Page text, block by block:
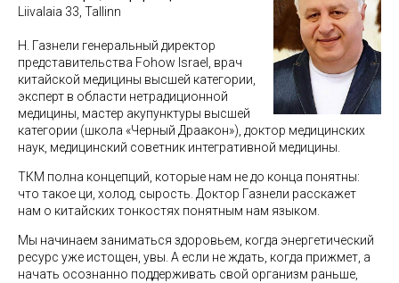
Liivalaia 33, Tallinn
Н. Газнели генеральный директор
представительства Fohow Israel, врач
китайской медицины высшей категории,
эксперт в области нетрадиционной
медицины, мастер акупунктуры высшей
категории (школа «Черный Драакон»), доктор медицинских
наук, медицинский советник интегративной медицины.
ТКМ полна концепций, которые нам не до конца понятны:
что такое ци, холод, сырость. Доктор Газнели расскажет
нам о китайских тонкостях понятным нам языком.
Мы начинаем заниматься здоровьем, когда энергетический
ресурс уже истощен, увы. А если не ждать, когда прижмет, а
начать осознанно поддерживать свой организм раньше,